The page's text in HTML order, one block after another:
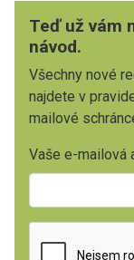
Teď už vám
návod.
Všechny nové
najdete v
mailové
Vaše e-mailová